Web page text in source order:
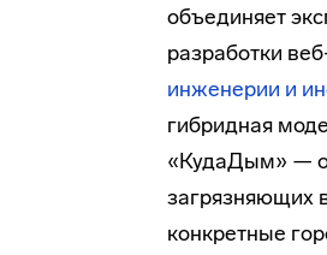
объединяет
разработки
инженерии и
гибридная
«КудаДым» —
загрязняющих
конкретные